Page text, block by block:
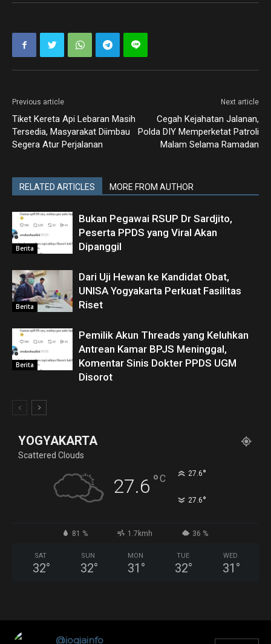
Previous article
Tiket Kereta Api Lebaran Masih
Tersedia, Masyarakat Diimbau
Segera Atur Perjalanan
Next article
Cegah Kejahatan Jalanan,
Polda DIY Memperketat Patroli
Malam Selama Ramadan
RELATED ARTICLES MORE FROM AUTHOR
Berita
Bukan Pegawai RSUP Dr Sardjito,
Peserta PPDS yang Viral Akan
Dipanggil
Berita
Dari Uji Hewan ke Kandidat Obat,
UNISA Yogyakarta Perkuat Fasilitas
Riset
Berita
Pemilik Akun Threads yang Keluhkan
Antrean Kamar BPJS Meninggal,
Komentar Sinis Dokter PPDS UGM
Disorot
YOGYAKARTA
Scattered Clouds
27.6 °C 27.6°
27.6°
81 % 1.7kmh 36 %
SAT
32°
SUN
32°
MON
31 °
TUE
32°
WED
31 °
@jogjainfo